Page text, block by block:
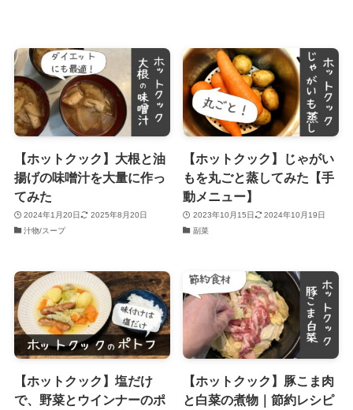
【ホットクック】大根と油
揚げの味噌汁を大量に作っ
てみた
2024年1月20日
2025年8月20日
汁物/スープ
【ホットクック】じゃがい
もを丸ごと蒸してみた【手
動メニュー】
2023年10月15日
2024年10月19日
副菜
【ホットクック】塩だけ
で、野菜とウインナーのポ
【ホットクック】豚こま肉
と白菜の煮物｜節約レシピ